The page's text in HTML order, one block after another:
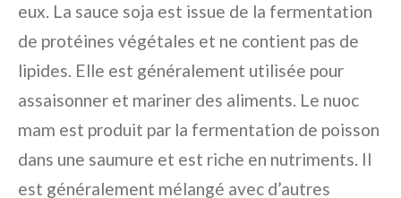
eux. La sauce soja est issue de la fermentation
de protéines végétales et ne contient pas de
lipides. Elle est généralement utilisée pour
assaisonner et mariner des aliments. Le nuoc
mam est produit par la fermentation de poisson
dans une saumure et est riche en nutriments. Il
est généralement mélangé avec d’autres